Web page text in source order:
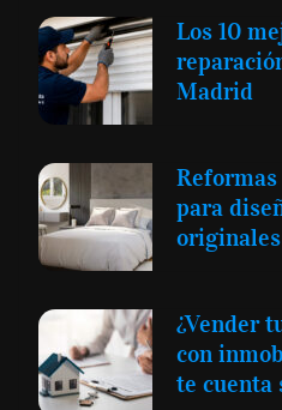
Los 10
Madrid
para
originales
¿Vender
con
te cuenta